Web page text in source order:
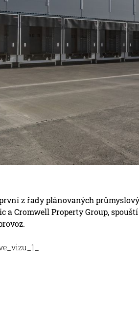
z řady plánovaných
a Cromwell Property Group,